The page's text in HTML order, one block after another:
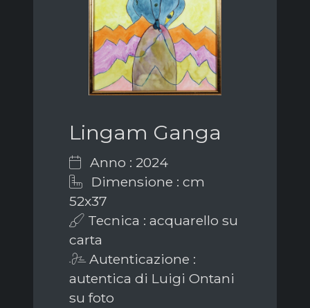
Lingam Ganga
Anno : 2024
Dimensione : cm
52x37
Tecnica : acquarello su
carta
Autenticazione :
autentica di Luigi Ontani
su foto